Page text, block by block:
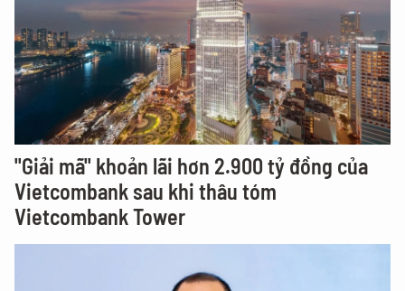
"Giải mã" khoản lãi hơn 2.900 tỷ đồng của
Vietcombank sau khi thâu tóm
Vietcombank Tower